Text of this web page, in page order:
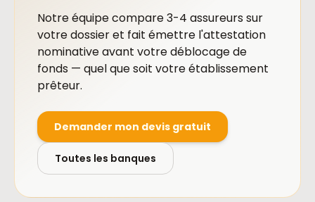
Notre équipe compare 3-4 assureurs sur
votre dossier et fait émettre l'attestation
nominative avant votre déblocage de
fonds — quel que soit votre établissement
prêteur.
Demander mon devis gratuit
Toutes les banques